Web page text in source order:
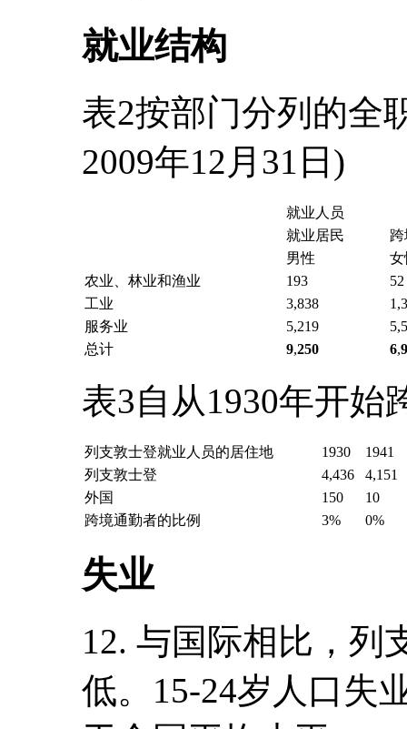
就业结构
表2按部门分列的全
2009年12月31日)
就业人员
就业居民
男性
女
农业、林业和渔业
193
52
工业
3,838
服务业
5,219
总计
9,250 6,
表3自从1930年开始
列支敦士登就业人员的居住地 1930
1941
列支敦士登
4,436
4,151
外国
150
10
跨境通勤者的比例
3% 0%
失业
12. 与国际相比，列
低。15-24岁人口失